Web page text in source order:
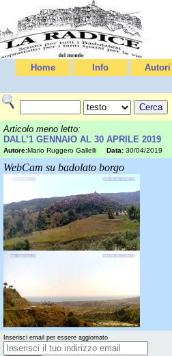
Home Info Autori
Articolo meno letto:
DALL’1 GENNAIO AL 30 APRILE 2019
Autore:Mario Ruggero Gallelli Data: 30/04/2019
WebCam su badolato borgo
Inserisci email per essere aggiornato